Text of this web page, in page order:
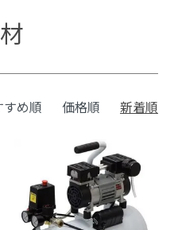
すめ順 価格順 新着順